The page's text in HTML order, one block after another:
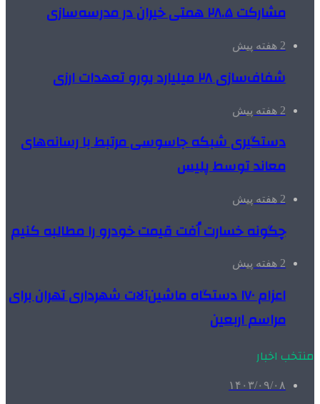
مشارکت ۲۸.۵ همتی خیران در مدرسه‌سازی
2 هفته پیش
شفاف‌سازی ۲۸ میلیارد یورو تعهدات ارزی
2 هفته پیش
دستگیری شبکه جاسوسی مرتبط با رسانه‌های
معاند توسط پلیس
2 هفته پیش
چگونه خسارت اُفت قیمت خودرو را مطالبه کنیم
2 هفته پیش
اعزام ۱۷۰ دستگاه ماشین‌آلات شهرداری تهران برای
مراسم اربعین
منتخب اخبار
۱۴۰۳/۰۹/۰۸